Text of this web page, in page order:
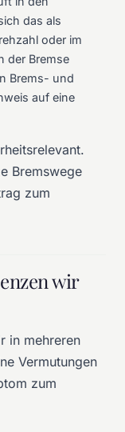
das als
oder im
der Bremse
Brems- und
auf eine
Bremswege
zum
wir
in mehreren
Vermutungen
zum